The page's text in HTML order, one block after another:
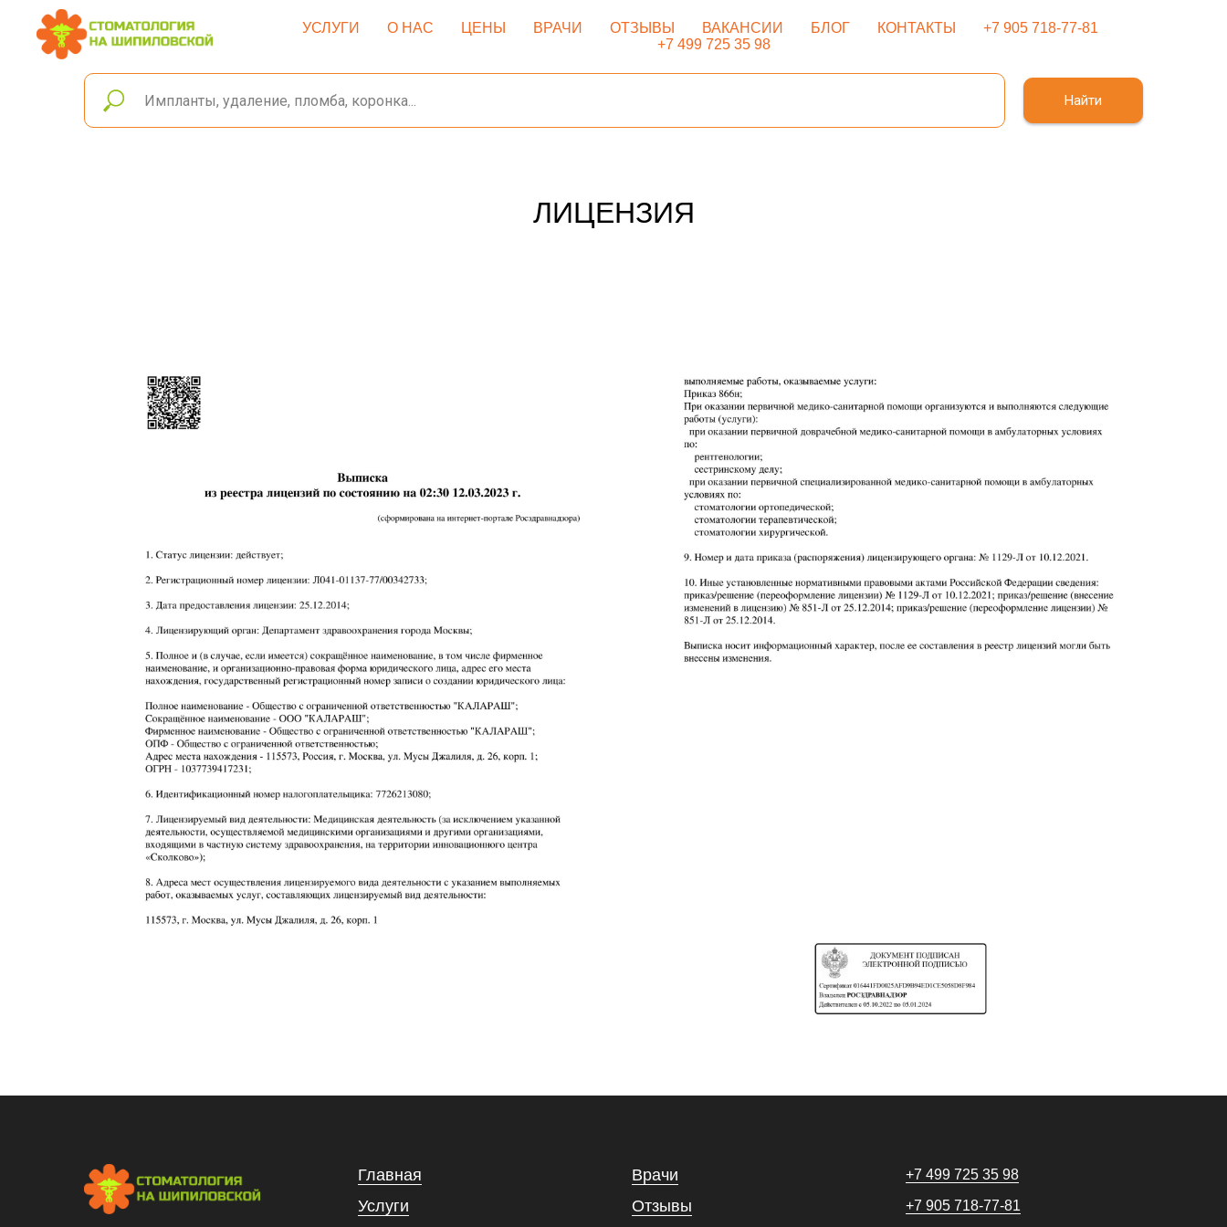
УСЛУГИ О НАС ЦЕНЫ ВРАЧИ ОТЗЫВЫ ВАКАНСИИ БЛОГ КОНТАКТЫ
+7 905 718-77-81
+7 499 725 35 98
Найти
ЛИЦЕНЗИЯ
Главная
Услуги
Врачи
Отзывы
+7 499 725 35 98
+7 905 718-77-81